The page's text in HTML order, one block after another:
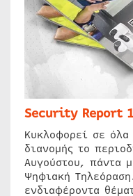
Security Report
Κυκλοφορεί σε όλα
διανομής το
Αυγούστου, πάντα
Ψηφιακή
ενδιαφέροντα